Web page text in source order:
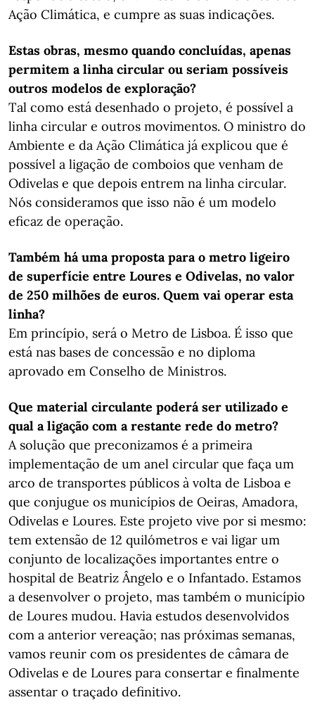
Ação Climática, e cumpre as suas indicações.
Estas obras, mesmo quando concluídas, apenas
permitem a linha circular ou seriam possíveis
outros modelos de exploração?
Tal como está desenhado o projeto, é possível a
linha circular e outros movimentos. O ministro do
Ambiente e da Ação Climática já explicou que é
possível a ligação de comboios que venham de
Odivelas e que depois entrem na linha circular.
Nós consideramos que isso não é um modelo
eficaz de operação.
Também há uma proposta para o metro ligeiro
de superfície entre Loures e Odivelas, no valor
de 250 milhões de euros. Quem vai operar esta
linha?
Em princípio, será o Metro de Lisboa. É isso que
está nas bases de concessão e no diploma
aprovado em Conselho de Ministros.
Que material circulante poderá ser utilizado e
qual a ligação com a restante rede do metro?
A solução que preconizamos é a primeira
implementação de um anel circular que faça um
arco de transportes públicos à volta de Lisboa e
que conjugue os municípios de Oeiras, Amadora,
Odivelas e Loures. Este projeto vive por si mesmo:
tem extensão de 12 quilómetros e vai ligar um
conjunto de localizações importantes entre o
hospital de Beatriz Ângelo e o Infantado. Estamos
a desenvolver o projeto, mas também o município
de Loures mudou. Havia estudos desenvolvidos
com a anterior vereação; nas próximas semanas,
vamos reunir com os presidentes de câmara de
Odivelas e de Loures para consertar e finalmente
assentar o traçado definitivo.